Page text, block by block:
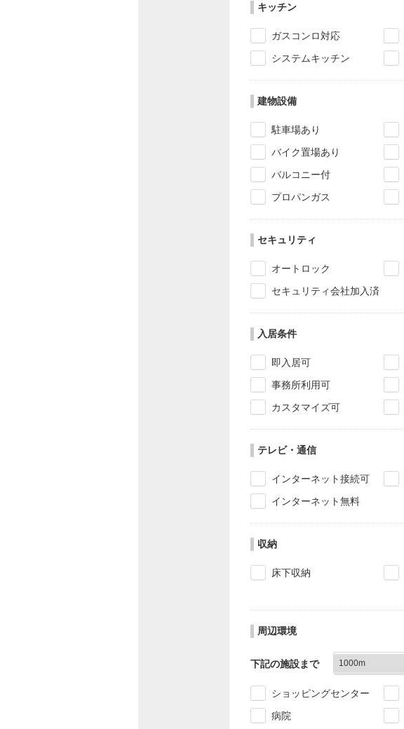
キッチン
ガスコンロ対応
システムキッチン
建物設備
駐車場あり
バイク置場あり
バルコニー付
プロパンガス
セキュリティ
オートロック
セキュリティ会社加入済
入居条件
即入居可
事務所利用可
カスタマイズ可
テレビ・通信
インターネット接続可
インターネット無料
収納
床下収納
周辺環境
下記の施設まで
ショッピングセンター
病院